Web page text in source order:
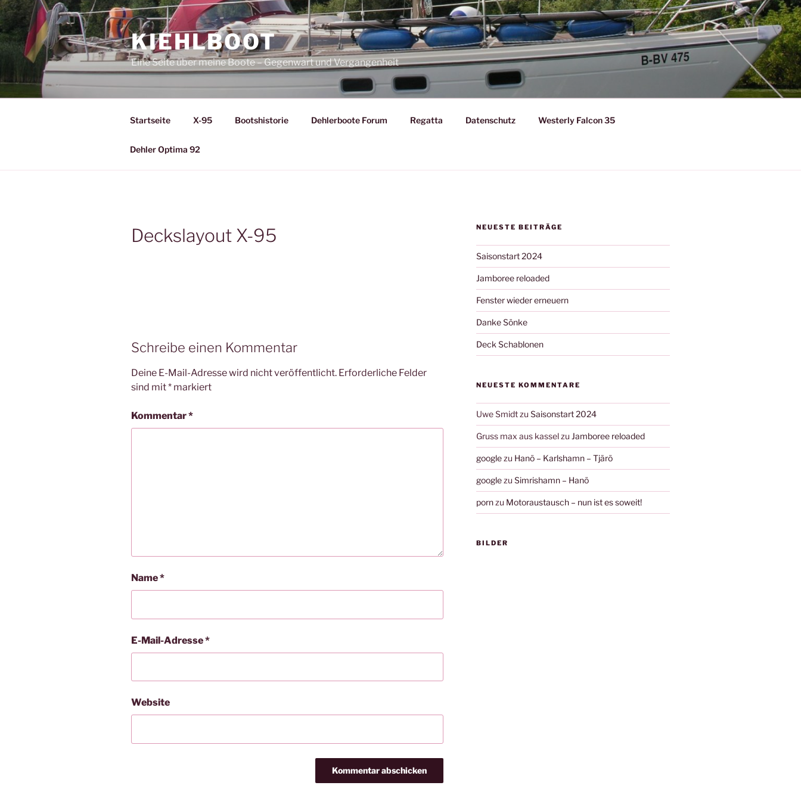
Zum
Inhalt
springen
KIEHLBOOT
Eine Seite über meine Boote – Gegenwart und Vergangenheit
Startseite X-95 Bootshistorie Dehlerboote Forum Regatta Datenschutz Westerly Falcon 35
Dehler Optima 92
Deckslayout X-95
Schreibe einen Kommentar
Deine E-Mail-Adresse wird nicht veröffentlicht. Erforderliche Felder
sind mit* markiert
Kommentar*
Name*
E-Mail-Adresse*
Website
NEUESTE BEITRÄGE
Saisonstart 2024
Jamboree reloaded
Fenster wieder erneuern
Danke Sönke
Deck Schablonen
NEUESTE KOMMENTARE
Uwe Smidtzu Saisonstart 2024
Gruss max aus kasselzu Jamboree reloaded
googlezu Hanö – Karlshamn – Tjärö
googlezu Simrishamn – Hanö
pornzu Motoraustausch – nun ist es soweit!
BILDER